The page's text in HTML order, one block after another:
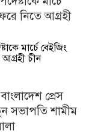
মার্চে বেইজিং
চীন